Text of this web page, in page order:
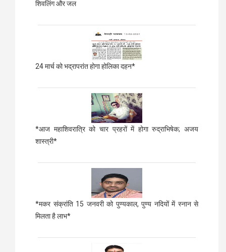
शिवलिंग और जल
24 मार्च को भद्रापरांत होगा होलिका दहन*
*आज महाशिवरात्रि को चार प्रहरों में होगा रुद्राभिषेक; अजय
शास्त्री*
*मकर संक्रांति 15 जनवरी को पुण्यकाल, पुण्य नदियों में स्नान से
मिलता है लाभ*